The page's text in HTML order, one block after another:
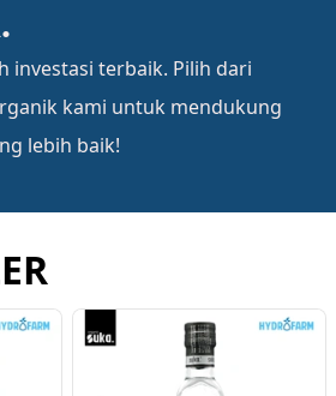
investasi terbaik. Pilih dari
kami untuk mendukung
lebih baik!